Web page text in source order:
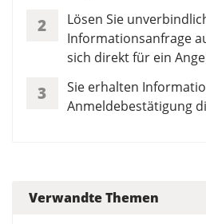
2
Lösen Sie
Informationsanfrage
sich direkt für ein
3
Sie erhalten
Anmeldebestätigung
Verwandte Themen